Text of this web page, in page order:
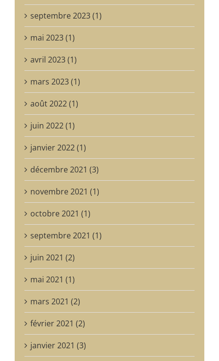
septembre 2023 (1)
mai 2023 (1)
avril 2023 (1)
mars 2023 (1)
août 2022 (1)
juin 2022 (1)
janvier 2022 (1)
décembre 2021 (3)
novembre 2021 (1)
octobre 2021 (1)
septembre 2021 (1)
juin 2021 (2)
mai 2021 (1)
mars 2021 (2)
février 2021 (2)
janvier 2021 (3)